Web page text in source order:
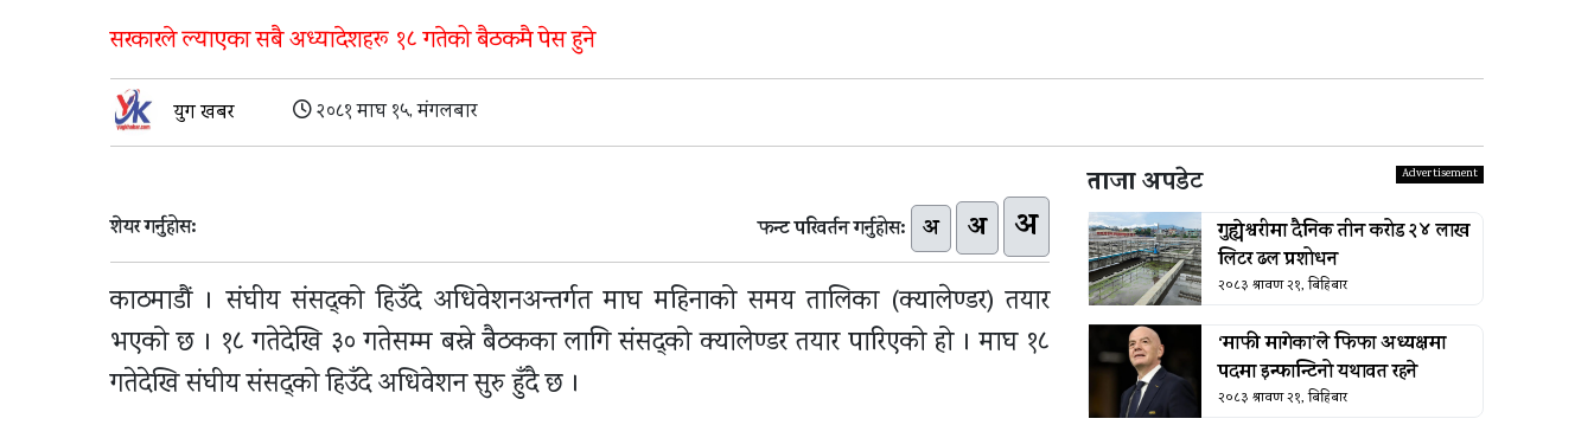
सरकारले ल्याएका सबै अध्यादेशहरू १८ गतेको बैठकमै पेस हुने
युग खबर २०८१ माघ १५, मंगलबार
शेयर गर्नुहोस: फन्ट परिवर्तन गर्नुहोस: अ अ अ
काठमाडौं । संघीय संसद्को हिउँदे अधिवेशनअन्तर्गत माघ महिनाको समय तालिका (क्यालेण्डर) तयार
भएको छ । १८ गतेदेखि ३० गतेसम्म बस्ने बैठकका लागि संसद्को क्यालेण्डर तयार पारिएको हो । माघ १८
गतेदेखि संघीय संसद्को हिउँदे अधिवेशन सुरु हुँदै छ ।
ताजा अपडेट
गुह्येश्वरीमा दैनिक तीन करोड २४ लाख
लिटर ढल प्रशोधन
२०८३ श्रावण २१, बिहिबार
‘माफी मागेका’ले फिफा अध्यक्षमा
पदमा इन्फान्टिनो यथावत रहने
२०८३ श्रावण २१, बिहिबार